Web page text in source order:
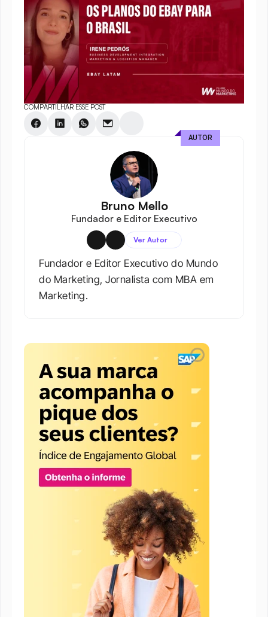
COMPARTILHAR ESSE POST
Bruno Mello
Fundador e Editor Executivo
Ver Autor
Fundador e Editor Executivo do Mundo
do Marketing, Jornalista com MBA em
Marketing.
AUTOR